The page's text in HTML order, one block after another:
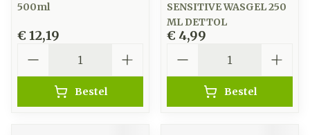
500ml
€ 12,19
Bestel
SENSITIVE WASGEL 250
ML DETTOL
€ 4,99
Bestel